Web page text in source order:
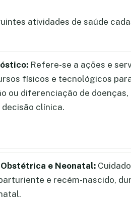
atividades de saúde
Refere-se a ações e
físicos e tecnológicos
ou diferenciação de doenças,
clínica.
e Neonatal:
e recém-nascido,